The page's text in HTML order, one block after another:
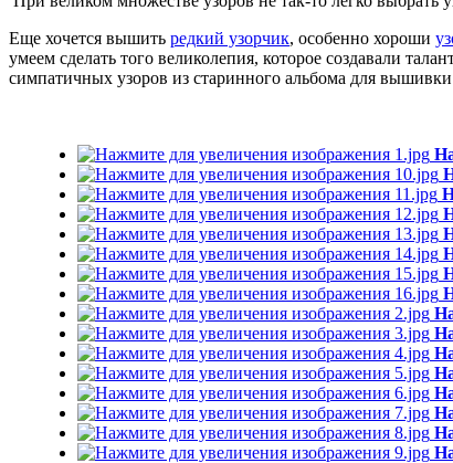
Еще хочется вышить редкий узорчик, особенно хороши
умеем сделать того великолепия, которое создавали
симпатичных узоров из старинного альбома для